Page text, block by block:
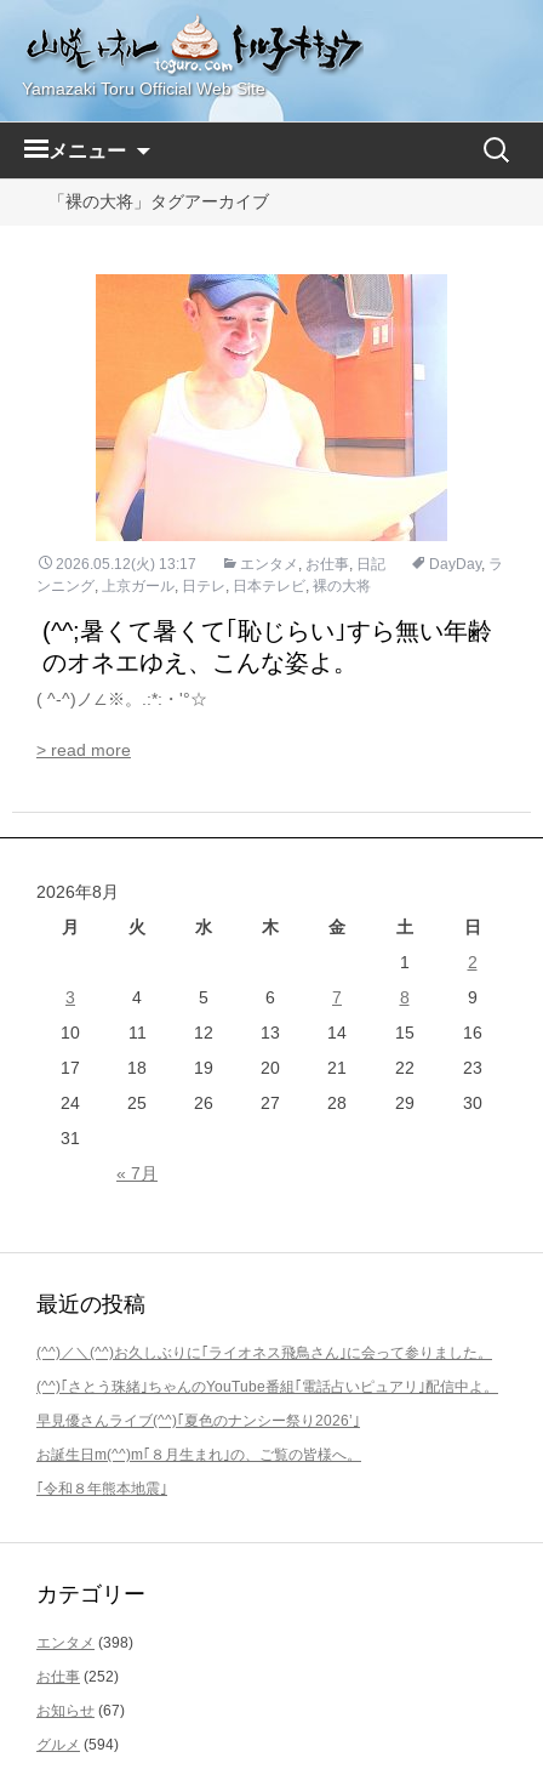
Yamazaki Toru Official Web Site
メニュー
テ
プ
検
「裸の大将」タグアーカイブ
2026.05.12(火) 13:17 エンタメ , お仕事, 日記 DayDay, ラ
ンニング, 上京ガール, 日テレ, 日本テレビ, 裸の大将
(^^;暑くて暑くて｢恥じらい｣すら無い年齢
のオネエゆえ、こんな姿よ。
( ^-^)ノ∠※。.:*:・'°☆
> read more
2026年8月
月
火 水 木 金 土 日
« 7月
1
2
3
4 5 6 7 8
9
10
11 12 13 14 15
16
17
18 19 20 21 22
23
24
25 26 27 28 29
30
31
最近の投稿
(^^)／＼(^^)お久しぶりに｢ライオネス飛鳥さん｣に会って参りました。
(^^)｢さとう珠緒｣ちゃんのYouTube番組｢電話占いピュアリ｣配信中よ。
早見優さんライブ(^^)｢夏色のナンシー祭り2026’｣
お誕生日m(^^)m｢８月生まれ｣の、ご覧の皆様へ。
｢令和８年熊本地震｣
カテゴリー
エンタメ (398)
お仕事 (252)
お知らせ (67)
グルメ (594)